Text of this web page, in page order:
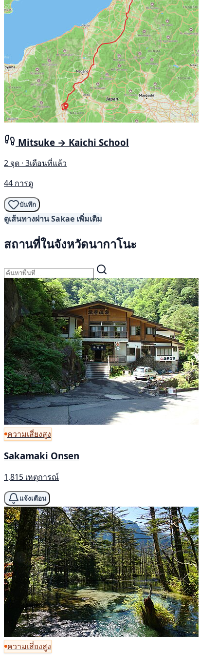
Mitsuke → Kaichi School
2 จุด · 3เดือนที่แล้ว
44 การดู
บันทึก
ดูเส้นทางผ่าน Sakae เพิ่มเติม
สถานที่ในจังหวัดนากาโนะ
ความเสี่ยงสูง
Sakamaki Onsen
1,815 เหตุการณ์
แจ้งเตือน
ความเสี่ยงสูง